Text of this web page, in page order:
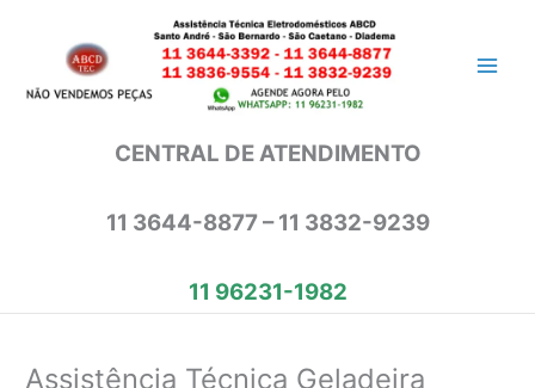
conteúdo
CENTRAL DE ATENDIMENTO
11 3644-8877 – 11 3832-9239
11 96231-1982
Assistência Técnica Geladeira